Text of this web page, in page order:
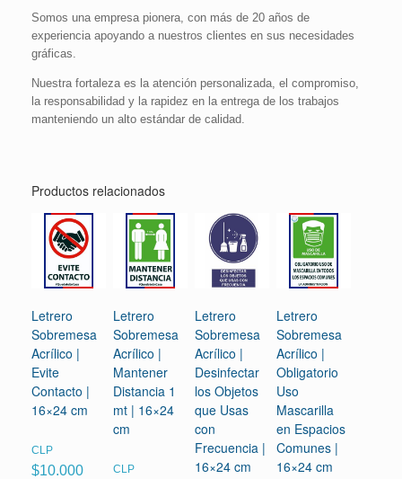
Somos una empresa pionera, con más de 20 años de
experiencia apoyando a nuestros clientes en sus necesidades
gráficas.
Nuestra fortaleza es la atención personalizada, el compromiso,
la responsabilidad y la rapidez en la entrega de los trabajos
manteniendo un alto estándar de calidad.
Productos relacionados
Letrero
Sobremesa
Acrílico |
Evite
Contacto |
16×24 cm
CLP
$10.000
Letrero
Sobremesa
Acrílico |
Mantener
Distancia 1
mt | 16×24
cm
CLP
Letrero
Sobremesa
Acrílico |
Desinfectar
los Objetos
que Usas
con
Frecuencia |
16×24 cm
Letrero
Sobremesa
Acrílico |
Obligatorio
Uso
Mascarilla
en Espacios
Comunes |
16×24 cm